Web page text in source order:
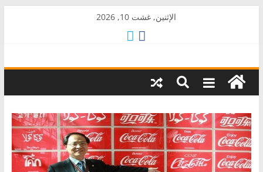
الإثنين, غشت 10, 2026
AkalPress
منبر
المغرب